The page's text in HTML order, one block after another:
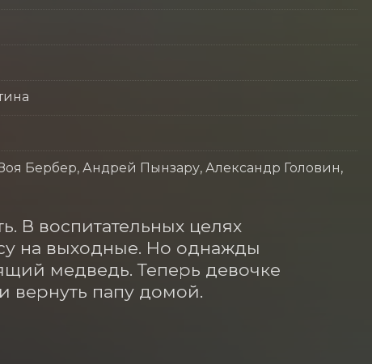
Бербер, Андрей Пынзару, Александр Головин,
В воспитательных целях
на выходные. Но однажды
медведь. Теперь девочке
вернуть папу домой.